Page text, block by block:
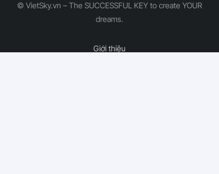
© VietSky.vn – The SUCCESSFUL KEY to create YOUR
dreams.
Giới thiệu